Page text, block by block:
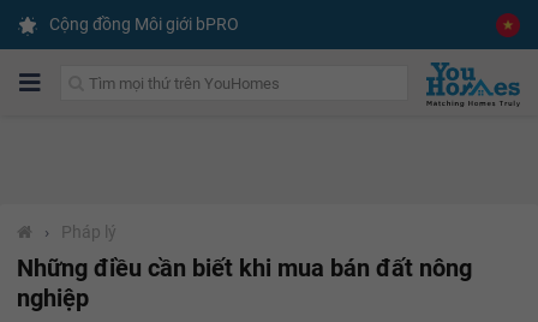
Cộng đồng Môi giới bPRO
› Pháp lý
Những điều cần biết khi mua bán đất nông
nghiệp